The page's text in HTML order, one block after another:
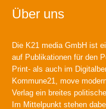
Über uns
Die K21 media GmbH ist
auf Publikationen für den
Print- als auch im
Kommune21, move
Verlag ein breites
Im Mittelpunkt stehen